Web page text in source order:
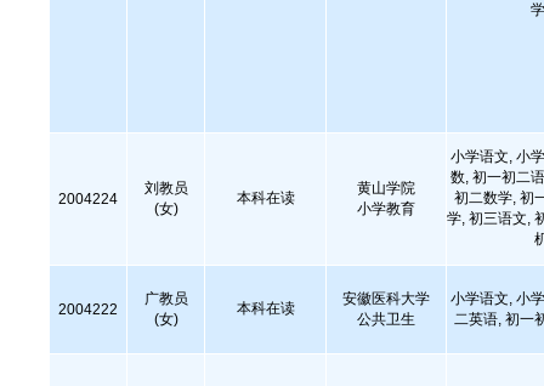
2004224
刘教员
(女)
本科在读
黄山学院
小学教育
小学语文, 小
数, 初一初二
初二数学, 初
学, 初三语文,
2004222
广教员
(女)
本科在读
安徽医科大学
公共卫生
小学语文, 小
二英语, 初一